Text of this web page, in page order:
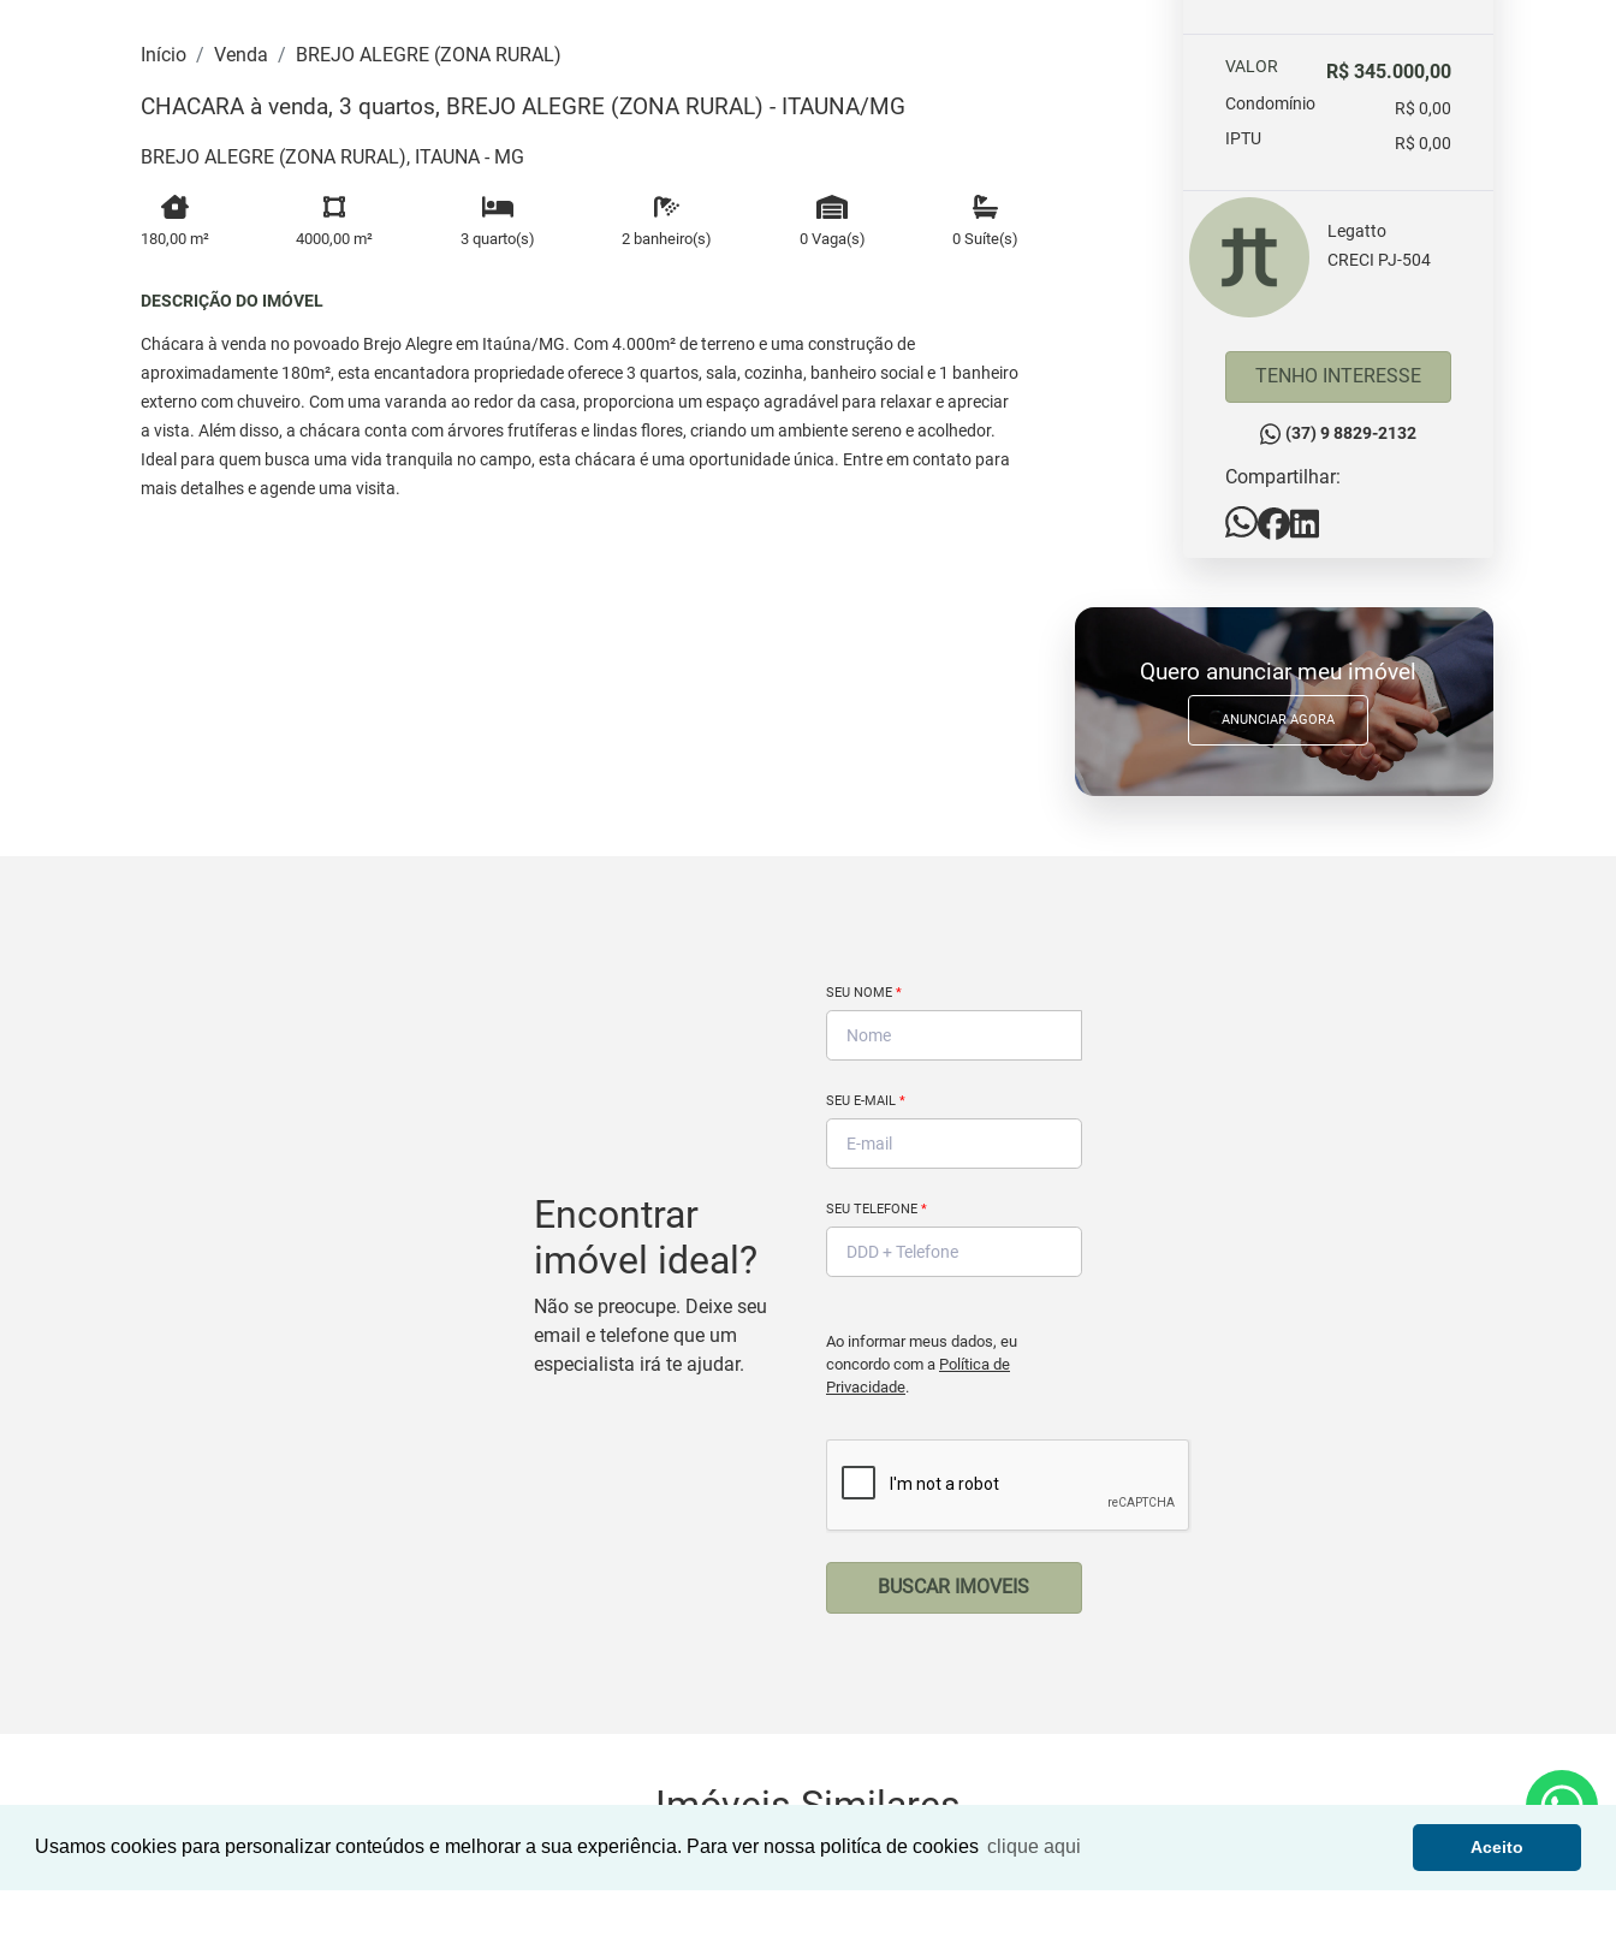
Usamos cookies para personalizar conteúdos e melhorar a sua experiência. Para ver nossa politíca de cookies clique aqui Aceito
Início Venda BREJO ALEGRE (ZONA RURAL)
CHACARA à venda, 3 quartos, BREJO ALEGRE (ZONA RURAL) - ITAUNA/MG
BREJO ALEGRE (ZONA RURAL), ITAUNA - MG
180,00 m² 4000,00 m² 3 quarto(s) 2 banheiro(s) 0 Vaga(s) 0 Suíte(s)
DESCRIÇÃO DO IMÓVEL
Chácara à venda no povoado Brejo Alegre em Itaúna/MG. Com 4.000m² de terreno e uma construção de
aproximadamente 180m², esta encantadora propriedade oferece 3 quartos, sala, cozinha, banheiro social e 1 banheiro
externo com chuveiro. Com uma varanda ao redor da casa, proporciona um espaço agradável para relaxar e apreciar
a vista. Além disso, a chácara conta com árvores frutíferas e lindas flores, criando um ambiente sereno e acolhedor.
Ideal para quem busca uma vida tranquila no campo, esta chácara é uma oportunidade única. Entre em contato para
mais detalhes e agende uma visita.
VALOR R$ 345.000,00
Condomínio
R$ 0,00
IPTU
R$ 0,00
Legatto
CRECI PJ-504
TENHO INTERESSE
(37) 9 8829-2132
Compartilhar:
Quero anunciar meu imóvel
ANUNCIAR AGORA
Encontrar
imóvel ideal?
Não se preocupe. Deixe seu
email e telefone que um
especialista irá te ajudar.
SEU NOME *
SEU E-MAIL *
SEU TELEFONE *
Ao informar meus dados, eu
concordo com a Política de
Privacidade.
BUSCAR IMOVEIS
Imóveis Similares